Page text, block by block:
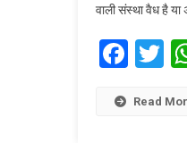
वाली संस्था वैध है
Read